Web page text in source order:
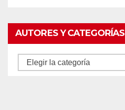
AUTORES Y CATEGORÍAS
Autores